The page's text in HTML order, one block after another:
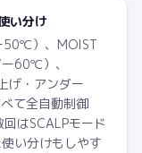
い分け
50℃）、MOIST
60℃）、
げ・アンダー
て全自動制御
はSCALPモード
い分けもしやす